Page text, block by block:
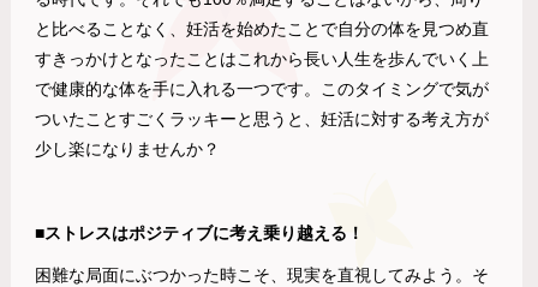
と比べることなく、妊活を始めたことで自分の体を見つめ直
すきっかけとなったことはこれから長い人生を歩んでいく上
で健康的な体を手に入れる一つです。このタイミングで気が
ついたことすごくラッキーと思うと、妊活に対する考え方が
少し楽になりませんか？
■ストレスはポジティブに考え乗り越える！
困難な局面にぶつかった時こそ、現実を直視してみよう。そ